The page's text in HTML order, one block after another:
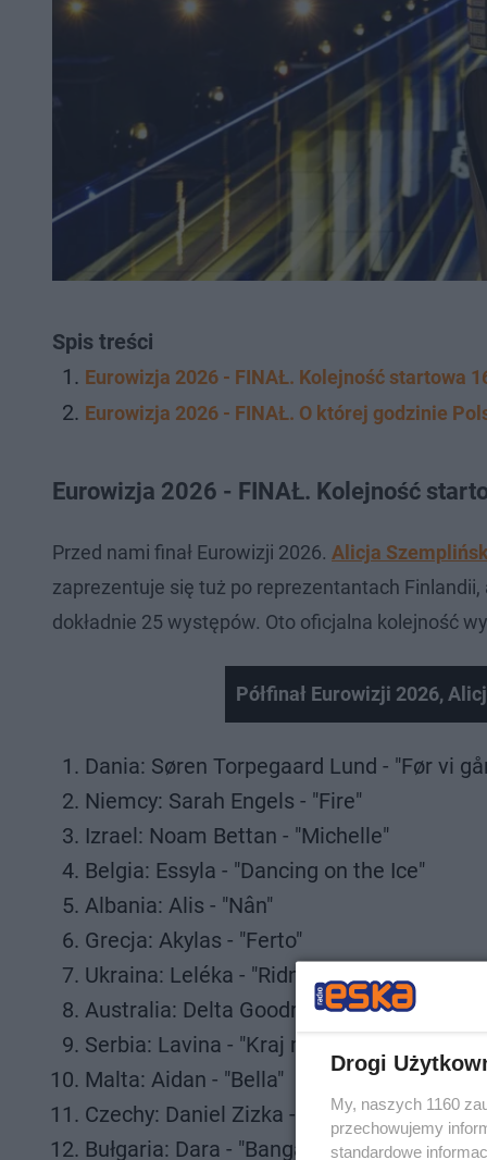
Spis treści
Eurowizja 2026 - FINAŁ. Kolejność startowa
Eurowizja 2026 - FINAŁ. O której godzinie
Eurowizja 2026 - FINAŁ. Kolejność
Przed nami finał Eurowizji 2026. Alicja
zaprezentuje się tuż po reprezentantach
dokładnie 25 występów. Oto oficjalna kolejność
Półfinał Eurowizji 2026,
Dania: Søren Torpegaard Lund - "Før vi
Niemcy: Sarah Engels - "Fire"
Izrael: Noam Bettan - "Michelle"
Belgia: Essyla - "Dancing on the Ice"
Albania: Alis - "Nân"
Grecja: Akylas - "Ferto"
Ukraina: Leléka - "Ridnym"
Australia: Delta Goodrem - "Eclipse"
Serbia: Lavina - "Kraj mene"
Malta: Aidan - "Bella"
Czechy: Daniel Zizka - "Crossroads"
Bułgaria: Dara - "Bangaranga"
Drogi
My, naszych 1160
przechowujemy
standardowe